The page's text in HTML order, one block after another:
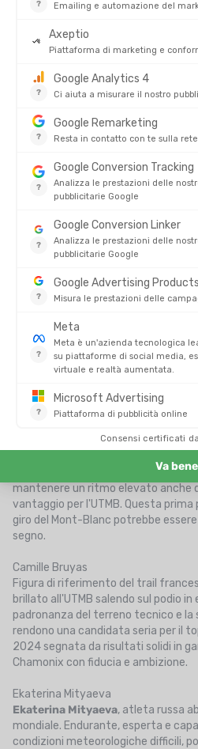
Courtney Dauwalter
vincitrice dell'UTMB (2019, 2021,
resta la figura di riferimento
favorita. La sua costanza e la sua
favorita per eccellenza. Un duello
ancora!
La neozelandeseRuth Croftha
confermando il suo status tra le
e preservare le energie nelle
con una preparazione specifica ai
resistenza muscolare per
Abby Hall
Abby Hallè nella forma
forte mente nelle fasi finali di gara.
mantenere un ritmo elevato anche
vantaggio per l'UTMB. Questa
giro del Mont-Blanc potrebbe
segno.
Camille Bruyas
Figura di riferimento del trail
brillato all'UTMB salendo sul podio
padronanza del terreno tecnico e la
rendono una candidata seria per il
2024 segnata da risultati solidi in
Chamonix con fiducia e ambizione.
Ekaterina Mityaeva
Ekaterina Mityaeva, atleta russa
mondiale. Endurante, esperta e
condizioni meteorologiche difficili,